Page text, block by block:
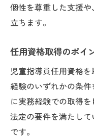
個性を尊重した支援
立ちます。
任用資格取得のポイ
児童指導員任用資格
経験のいずれかの条
に実務経験での取得
法定の要件を満たし
です。